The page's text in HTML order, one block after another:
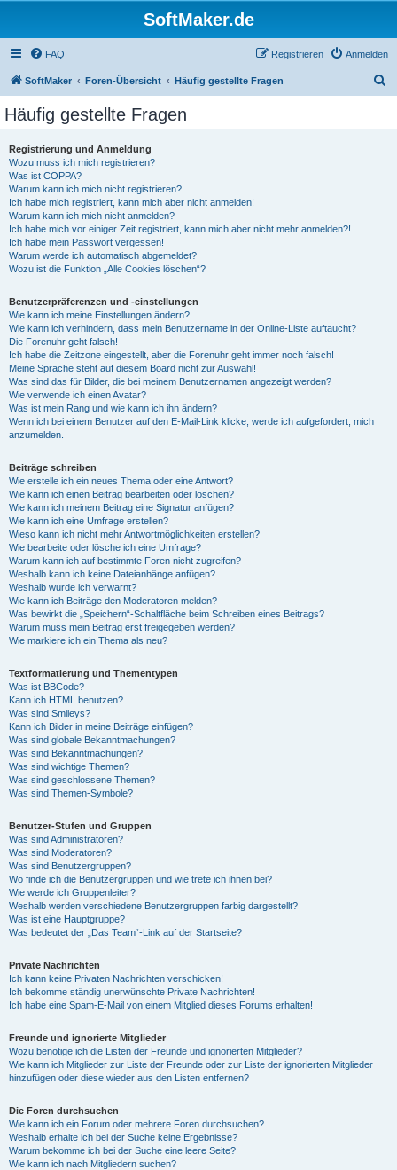
SoftMaker.de
FAQ Anmelden
Registrieren
SoftMaker Foren-Übersicht Häufig gestellte Fragen
Häufig gestellte Fragen
Registrierung und Anmeldung
Wozu muss ich mich registrieren?
Was ist COPPA?
Warum kann ich mich nicht registrieren?
Ich habe mich registriert, kann mich aber nicht anmelden!
Warum kann ich mich nicht anmelden?
Ich habe mich vor einiger Zeit registriert, kann mich aber nicht mehr anmelden?!
Ich habe mein Passwort vergessen!
Warum werde ich automatisch abgemeldet?
Wozu ist die Funktion „Alle Cookies löschen“?
Benutzerpräferenzen und -einstellungen
Wie kann ich meine Einstellungen ändern?
Wie kann ich verhindern, dass mein Benutzername in der Online-Liste auftaucht?
Die Forenuhr geht falsch!
Ich habe die Zeitzone eingestellt, aber die Forenuhr geht immer noch falsch!
Meine Sprache steht auf diesem Board nicht zur Auswahl!
Was sind das für Bilder, die bei meinem Benutzernamen angezeigt werden?
Wie verwende ich einen Avatar?
Was ist mein Rang und wie kann ich ihn ändern?
Wenn ich bei einem Benutzer auf den E-Mail-Link klicke, werde ich aufgefordert, mich
anzumelden.
Beiträge schreiben
Wie erstelle ich ein neues Thema oder eine Antwort?
Wie kann ich einen Beitrag bearbeiten oder löschen?
Wie kann ich meinem Beitrag eine Signatur anfügen?
Wie kann ich eine Umfrage erstellen?
Wieso kann ich nicht mehr Antwortmöglichkeiten erstellen?
Wie bearbeite oder lösche ich eine Umfrage?
Warum kann ich auf bestimmte Foren nicht zugreifen?
Weshalb kann ich keine Dateianhänge anfügen?
Weshalb wurde ich verwarnt?
Wie kann ich Beiträge den Moderatoren melden?
Was bewirkt die „Speichern“-Schaltfläche beim Schreiben eines Beitrags?
Warum muss mein Beitrag erst freigegeben werden?
Wie markiere ich ein Thema als neu?
Textformatierung und Thementypen
Was ist BBCode?
Kann ich HTML benutzen?
Was sind Smileys?
Kann ich Bilder in meine Beiträge einfügen?
Was sind globale Bekanntmachungen?
Was sind Bekanntmachungen?
Was sind wichtige Themen?
Was sind geschlossene Themen?
Was sind Themen-Symbole?
Benutzer-Stufen und Gruppen
Was sind Administratoren?
Was sind Moderatoren?
Was sind Benutzergruppen?
Wo finde ich die Benutzergruppen und wie trete ich ihnen bei?
Wie werde ich Gruppenleiter?
Weshalb werden verschiedene Benutzergruppen farbig dargestellt?
Was ist eine Hauptgruppe?
Was bedeutet der „Das Team“-Link auf der Startseite?
Private Nachrichten
Ich kann keine Privaten Nachrichten verschicken!
Ich bekomme ständig unerwünschte Private Nachrichten!
Ich habe eine Spam-E-Mail von einem Mitglied dieses Forums erhalten!
Freunde und ignorierte Mitglieder
Wozu benötige ich die Listen der Freunde und ignorierten Mitglieder?
Wie kann ich Mitglieder zur Liste der Freunde oder zur Liste der ignorierten Mitglieder
hinzufügen oder diese wieder aus den Listen entfernen?
Die Foren durchsuchen
Wie kann ich ein Forum oder mehrere Foren durchsuchen?
Weshalb erhalte ich bei der Suche keine Ergebnisse?
Warum bekomme ich bei der Suche eine leere Seite?
Wie kann ich nach Mitgliedern suchen?